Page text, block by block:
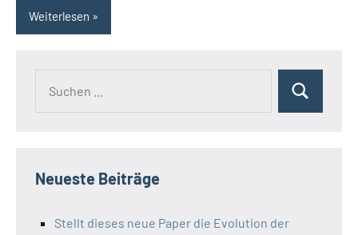
Weiterlesen
Suchen
Neueste Beiträge
Stellt dieses neue Paper die Evolution der